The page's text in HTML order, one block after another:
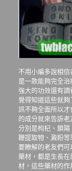
不用小編多說相
是一款能夠完全
強大的功效還有
覺得知道這些就
訊不夠全面所以
的成分就來告訴老
分別是枸杞、鎖
鞭提取物、澱粉
要瞭解的老友們
藥材，都是生長
材，這些藥材的